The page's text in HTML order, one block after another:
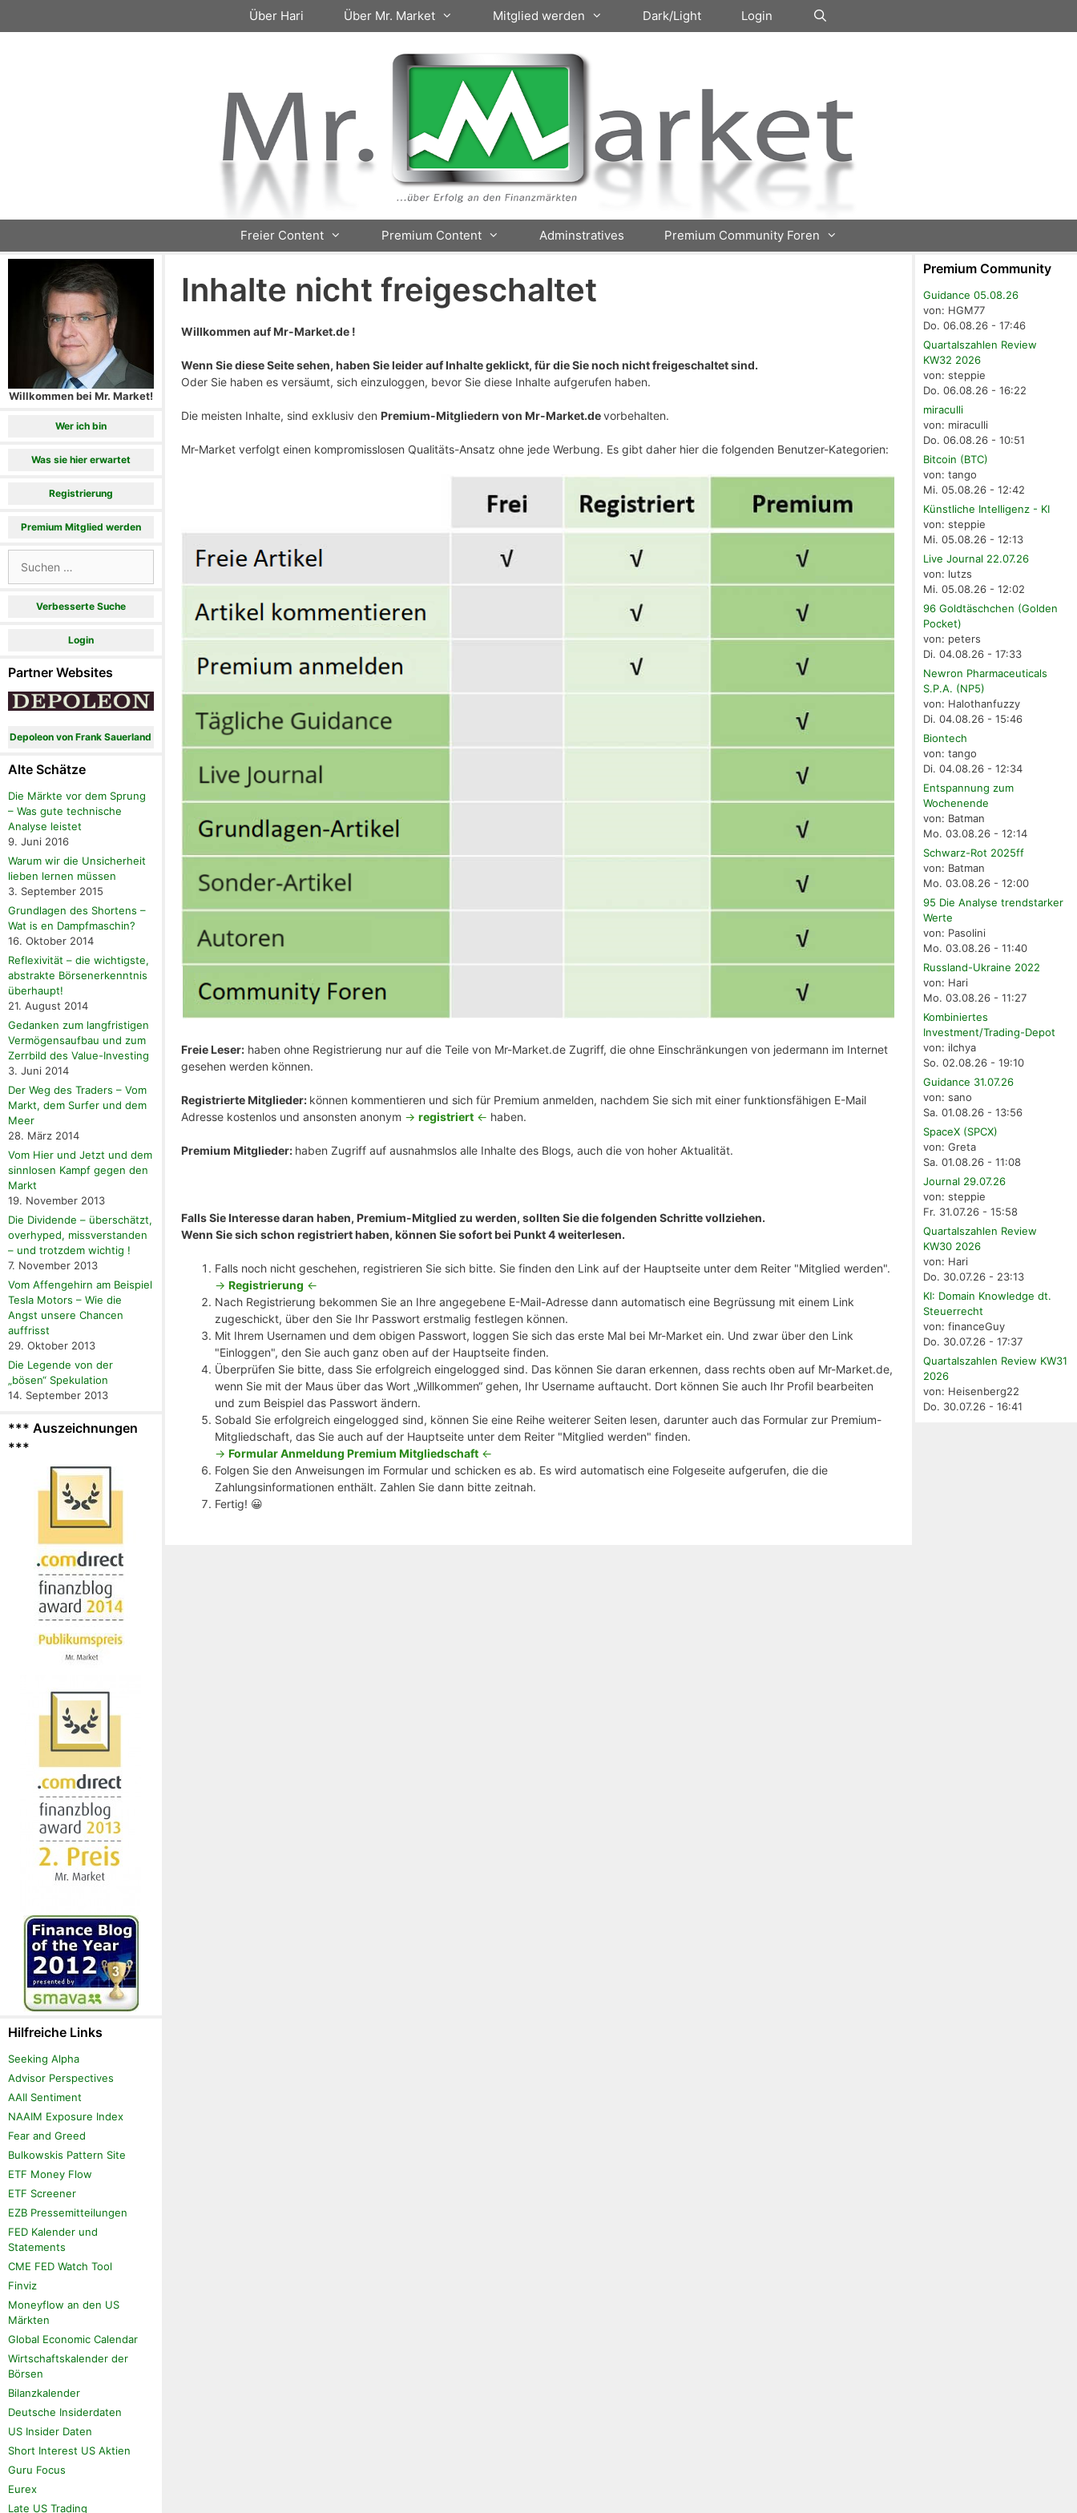
Über Hari Über Mr. Market Mitglied werden Dark/Light Login
Freier Content Premium Content Adminstratives Premium Community Foren
Inhalte nicht freigeschaltet
Willkommen auf Mr-Market.de !
Wenn Sie diese Seite sehen, haben Sie leider auf Inhalte geklickt, für die Sie noch nicht freigeschaltet sind.
Oder Sie haben es versäumt, sich einzuloggen, bevor Sie diese Inhalte aufgerufen haben.
Die meisten Inhalte, sind exklusiv den Premium-Mitgliedern von Mr-Market.devorbehalten.
Mr-Market verfolgt einen kompromisslosen Qualitäts-Ansatz ohne jede Werbung. Es gibt daher hier die folgenden Benutzer-Kategorien:
Freie Leser:haben ohne Registrierung nur auf die Teile von Mr-Market.de Zugriff, die ohne Einschränkungen von jedermann im Internet
gesehen werden können.
Registrierte Mitglieder: können kommentieren und sich für Premium anmelden, nachdem Sie sich mit einer funktionsfähigen E-Mail
Adresse kostenlos und ansonsten anonym -> registriert<- haben.
Premium Mitglieder: haben Zugriff auf ausnahmslos alle Inhalte des Blogs, auch die von hoher Aktualität.
Falls Sie Interesse daran haben, Premium-Mitglied zu werden, sollten Sie die folgenden Schritte vollziehen.
Wenn Sie sich schon registriert haben, können Sie sofort bei Punkt 4 weiterlesen.
Falls noch nicht geschehen, registrieren Sie sich bitte. Sie finden den Link auf der Hauptseite unter dem Reiter "Mitglied werden".
-> Registrierung <-
Nach Registrierung bekommen Sie an Ihre angegebene E-Mail-Adresse dann automatisch eine Begrüssung mit einem Link
zugeschickt, über den Sie Ihr Passwort erstmalig festlegen können.
Mit Ihrem Usernamen und dem obigen Passwort, loggen Sie sich das erste Mal bei Mr-Market ein. Und zwar über den Link
"Einloggen", den Sie auch ganz oben auf der Hauptseite finden.
Überprüfen Sie bitte, dass Sie erfolgreich eingelogged sind. Das können Sie daran erkennen, dass rechts oben auf Mr-Market.de,
wenn Sie mit der Maus über das Wort „Willkommen“ gehen, Ihr Username auftaucht. Dort können Sie auch Ihr Profil bearbeiten
und zum Beispiel das Passwort ändern.
Sobald Sie erfolgreich eingelogged sind, können Sie eine Reihe weiterer Seiten lesen, darunter auch das Formular zur Premium-
Mitgliedschaft, das Sie auch auf der Hauptseite unter dem Reiter "Mitglied werden" finden.
-> Formular Anmeldung Premium Mitgliedschaft<-
Folgen Sie den Anweisungen im Formular und schicken es ab. Es wird automatisch eine Folgeseite aufgerufen, die die
Zahlungsinformationen enthält. Zahlen Sie dann bitte zeitnah.
Fertig! 😀
Willkommen bei Mr. Market!
Wer ich bin
Was sie hier erwartet
Registrierung
Premium Mitglied werden
nach:
Verbesserte Suche
Login
Partner Websites
Depoleon von Frank Sauerland
Alte Schätze
Die Märkte vor dem Sprung
– Was gute technische
Analyse leistet
9. Juni 2016
Warum wir die Unsicherheit
lieben lernen müssen
3. September 2015
Grundlagen des Shortens –
Wat is en Dampfmaschin?
16. Oktober 2014
Reflexivität – die wichtigste,
abstrakte Börsenerkenntnis
überhaupt!
21. August 2014
Gedanken zum langfristigen
Vermögensaufbau und zum
Zerrbild des Value-Investing
3. Juni 2014
Der Weg des Traders – Vom
Markt, dem Surfer und dem
Meer
28. März 2014
Vom Hier und Jetzt und dem
sinnlosen Kampf gegen den
Markt
19. November 2013
Die Dividende – überschätzt,
overhyped, missverstanden
– und trotzdem wichtig !
7. November 2013
Vom Affengehirn am Beispiel
Tesla Motors – Wie die
Angst unsere Chancen
auffrisst
29. Oktober 2013
Die Legende von der
„bösen“ Spekulation
14. September 2013
*** Auszeichnungen
***
Hilfreiche Links
Seeking Alpha
Advisor Perspectives
AAII Sentiment
NAAIM Exposure Index
Fear and Greed
Bulkowskis Pattern Site
ETF Money Flow
ETF Screener
EZB Pressemitteilungen
FED Kalender und
Statements
CME FED Watch Tool
Finviz
Moneyflow an den US
Märkten
Global Economic Calendar
Wirtschaftskalender der
Börsen
Bilanzkalender
Deutsche Insiderdaten
US Insider Daten
Short Interest US Aktien
Guru Focus
Eurex
Late US Trading
Premium Community
Guidance 05.08.26
von: HGM77
Do. 06.08.26 - 17:46
Quartalszahlen Review
KW32 2026
von: steppie
Do. 06.08.26 - 16:22
miraculli
von: miraculli
Do. 06.08.26 - 10:51
Bitcoin (BTC)
von: tango
Mi. 05.08.26 - 12:42
Künstliche Intelligenz - KI
von: steppie
Mi. 05.08.26 - 12:13
Live Journal 22.07.26
von: lutzs
Mi. 05.08.26 - 12:02
96 Goldtäschchen (Golden
Pocket)
von: peters
Di. 04.08.26 - 17:33
Newron Pharmaceuticals
S.P.A. (NP5)
von: Halothanfuzzy
Di. 04.08.26 - 15:46
Biontech
von: tango
Di. 04.08.26 - 12:34
Entspannung zum
Wochenende
von: Batman
Mo. 03.08.26 - 12:14
Schwarz-Rot 2025ff
von: Batman
Mo. 03.08.26 - 12:00
95 Die Analyse trendstarker
Werte
von: Pasolini
Mo. 03.08.26 - 11:40
Russland-Ukraine 2022
von: Hari
Mo. 03.08.26 - 11:27
Kombiniertes
Investment/Trading-Depot
von: ilchya
So. 02.08.26 - 19:10
Guidance 31.07.26
von: sano
Sa. 01.08.26 - 13:56
SpaceX (SPCX)
von: Greta
Sa. 01.08.26 - 11:08
Journal 29.07.26
von: steppie
Fr. 31.07.26 - 15:58
Quartalszahlen Review
KW30 2026
von: Hari
Do. 30.07.26 - 23:13
KI: Domain Knowledge dt.
Steuerrecht
von: financeGuy
Do. 30.07.26 - 17:37
Quartalszahlen Review KW31
2026
von: Heisenberg22
Do. 30.07.26 - 16:41